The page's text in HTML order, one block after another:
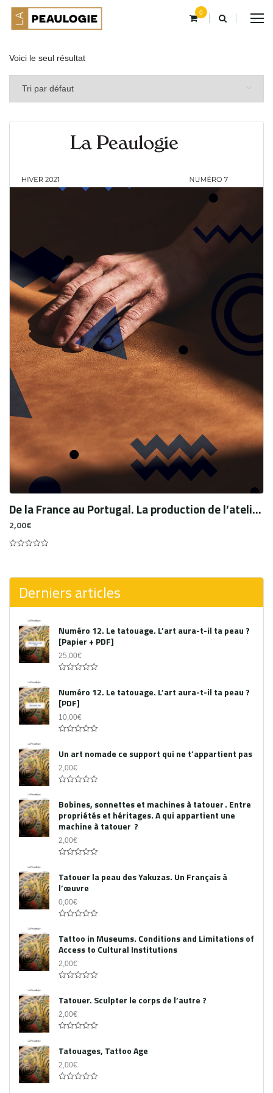
0
Voici le seul résultat
De la France au Portugal. La production de l’atelier parisien J. Tixier et les influences du magazine « L’Artisan Pratique »
2,00€
5
Derniers articles
Numéro 12. Le tatouage. L’art aura-t-il ta peau ?
[Papier + PDF]
25,00€
out
of
5
Numéro 12. Le tatouage. L’art aura-t-il ta peau ?
[PDF]
10,00€
out
of
5
Un art nomade ce support qui ne t’appartient pas
2,00€
out
of
5
Bobines, sonnettes et machines à tatouer . Entre
propriétés et héritages. A qui appartient une
machine à tatouer ?
2,00€
out
of
5
Tatouer la peau des Yakuzas. Un Français à
l’œuvre
0,00€
out
of
5
Tattoo in Museums. Conditions and Limitations of
Access to Cultural Institutions
2,00€
out
of
5
Tatouer. Sculpter le corps de l’autre ?
2,00€
out
of
5
Tatouages, Tattoo Age
2,00€